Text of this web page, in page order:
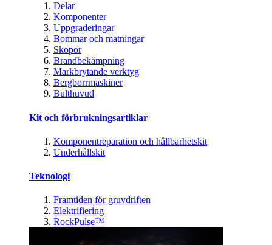
Delar
Komponenter
Uppgraderingar
Bommar och matningar
Skopor
Brandbekämpning
Markbrytande verktyg
Bergborrmaskiner
Bulthuvud
Kit och förbrukningsartiklar
Komponentreparation och hållbarhetskit
Underhållskit
Teknologi
Framtiden för gruvdriften
Elektrifiering
RockPulse™